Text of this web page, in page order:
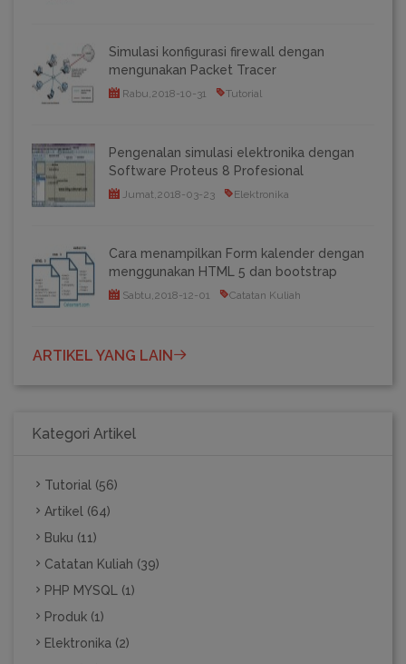
Simulasi konfigurasi firewall dengan
mengunakan Packet Tracer
Rabu,2018-10-31 Tutorial
Pengenalan simulasi elektronika dengan
Software Proteus 8 Profesional
Jumat,2018-03-23 Elektronika
Cara menampilkan Form kalender dengan
menggunakan HTML 5 dan bootstrap
Sabtu,2018-12-01 Catatan Kuliah
ARTIKEL YANG LAIN
Kategori Artikel
Tutorial (56)
Artikel (64)
Buku (11)
Catatan Kuliah (39)
PHP MYSQL (1)
Produk (1)
Elektronika (2)